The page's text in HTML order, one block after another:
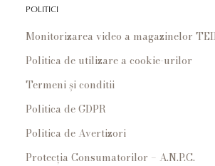
POLITICI
Monitorizarea video a magazinelor
Politica de utilizare a cookie-urilor
Termeni și conditii
Politica de GDPR
Politica de Avertizori
Protecția Consumatorilor – A.N.P.C.